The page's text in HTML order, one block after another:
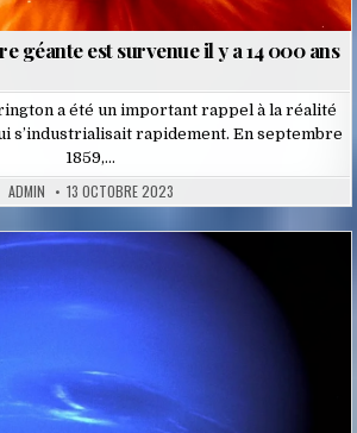
géante est survenue il y a 14 000 ans
a été un important rappel à la réalité
s’industrialisait rapidement. En septembre
1859,…
ADMIN 13 OCTOBRE 2023